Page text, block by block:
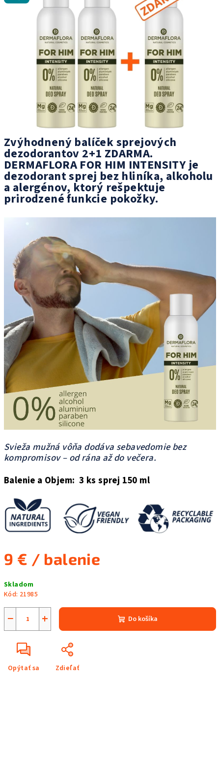
Zvýhodnený balíček sprejových
dezodorantov 2+1 ZDARMA.
DERMAFLORA FOR HIM INTENSITY je
dezodorant sprej bez hliníka, alkoholu
a alergénov, ktorý rešpektuje
prirodzené funkcie pokožky.
Svieža mužná vôňa dodáva sebavedomie bez
kompromisov – od rána až do večera.
Balenie a Objem: 3 ks sprej 150 ml
9 € / balenie
cena:
Skladom
Kód: 21985
+
− Do košíka
Opýtať sa Zdieľať
0,0
hviezdičiek.